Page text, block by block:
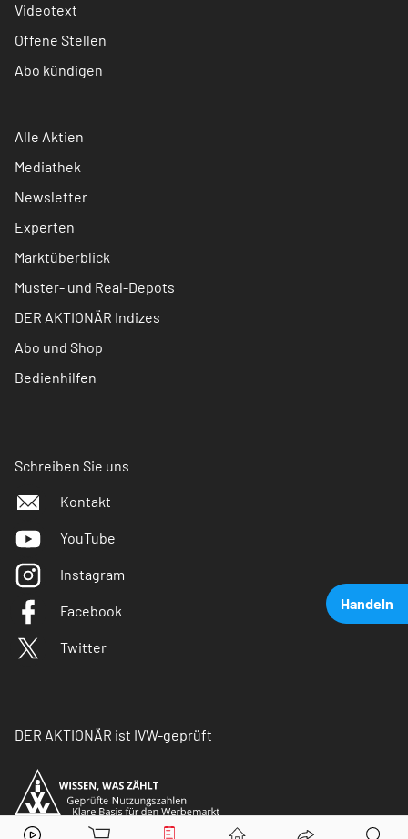
Handeln
Videotext
Offene Stellen
Abo kündigen
Alle Aktien
Mediathek
Newsletter
Experten
Marktüberblick
Muster- und Real-Depots
DER AKTIONÄR Indizes
Abo und Shop
Bedienhilfen
Schreiben Sie uns
Kontakt
YouTube
Instagram
Facebook
Twitter
DER AKTIONÄR ist IVW-geprüft